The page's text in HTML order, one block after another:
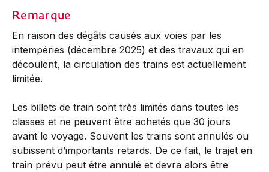
Remarque
En raison des dégâts causés aux voies par les
intempéries (décembre 2025) et des travaux qui en
découlent, la circulation des trains est actuellement
limitée.
Les billets de train sont très limités dans toutes les
classes et ne peuvent être achetés que 30 jours
avant le voyage. Souvent les trains sont annulés ou
subissent d’importants retards. De ce fait, le trajet en
train prévu peut être annulé et devra alors être